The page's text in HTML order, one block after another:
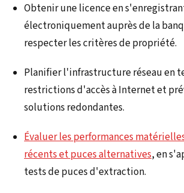
Obtenir une licence en
électroniquement auprès de la
respecter les critères de propriété.
Planifier l'infrastructure réseau en
restrictions d'accès à Internet et
solutions redondantes.
Évaluer les performances
récents et puces alternatives, en
tests de puces d'extraction.